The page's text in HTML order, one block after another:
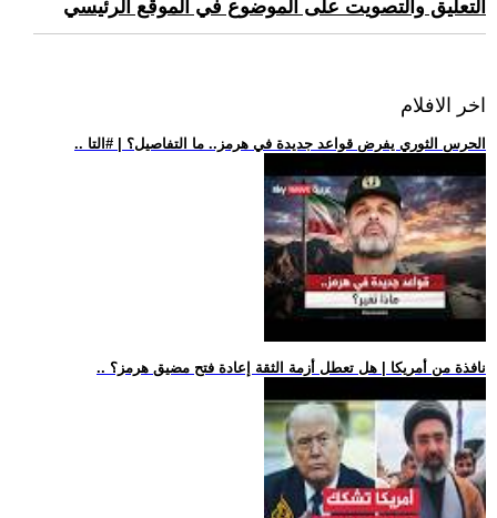
التعليق والتصويت على الموضوع في الموقع الرئيسي
اخر الافلام
.. الحرس الثوري يفرض قواعد جديدة في هرمز.. ما التفاصيل؟ | #التا
.. نافذة من أمريكا | هل تعطل أزمة الثقة إعادة فتح مضيق هرمز؟